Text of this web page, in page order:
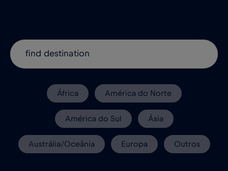
África América do Norte
América do Sul Ásia
Austrália/Oceânia Europa Outros